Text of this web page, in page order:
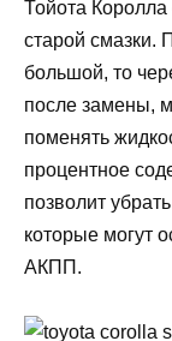
Тойота Королла
старой смазки.
большой, то
после замены,
поменять
процентное
позволит
которые могут
АКПП.